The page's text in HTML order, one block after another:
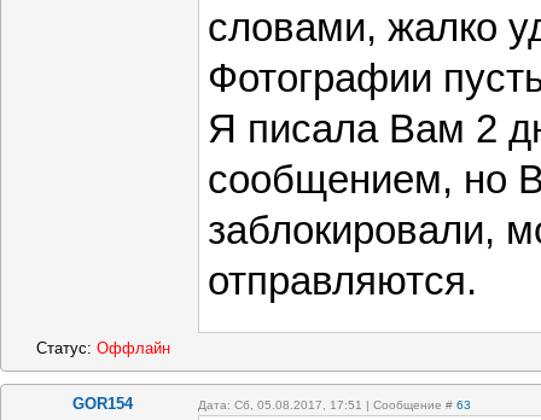
словами, жалко
Фотографии
Я писала Вам 2
сообщением, но
заблокировали,
отправляются.
Статус: Оффлайн
GOR154 Дата: Сб, 05.08.2017, 17:51 | Сообщение # 63